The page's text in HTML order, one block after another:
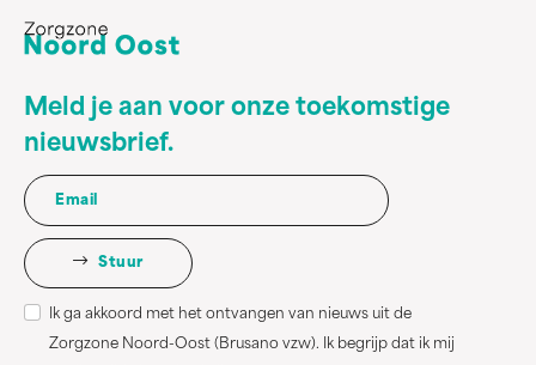
Meld je aan voor onze toekomstige
nieuwsbrief.
Stuur
Ik ga akkoord met het ontvangen van nieuws uit de
Zorgzone Noord-Oost (Brusano vzw). Ik begrijp dat ik mij